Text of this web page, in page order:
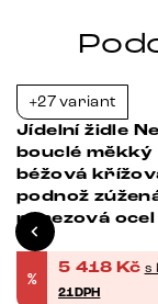
+27 variant
Jídelní židle
bouclé měkký
béžová
podnož
nerezová ocel
%
5 418 Kč s
21DPH